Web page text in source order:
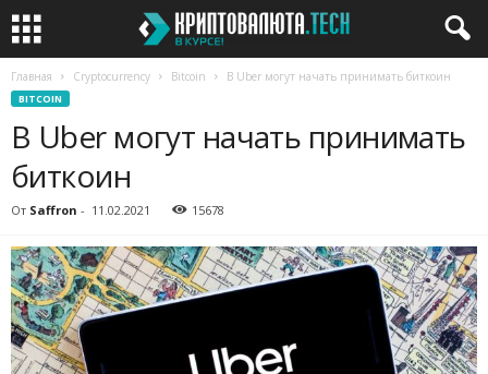
Главная Cryptocurrency Bitcoin В Uber могут начать принимать биткоин
BITCOIN
В Uber могут начать принимать
биткоин
От Saffron - 11.02.2021 15678